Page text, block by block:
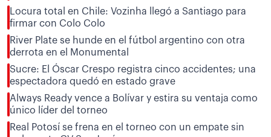
Locura total en Chile: Vozinha llegó a Santiago para
firmar con Colo Colo
River Plate se hunde en el fútbol argentino con otra
derrota en el Monumental
Sucre: El Óscar Crespo registra cinco accidentes; una
espectadora quedó en estado grave
Always Ready vence a Bolívar y estira su ventaja como
único líder del torneo
Real Potosí se frena en el torneo con un empate sin